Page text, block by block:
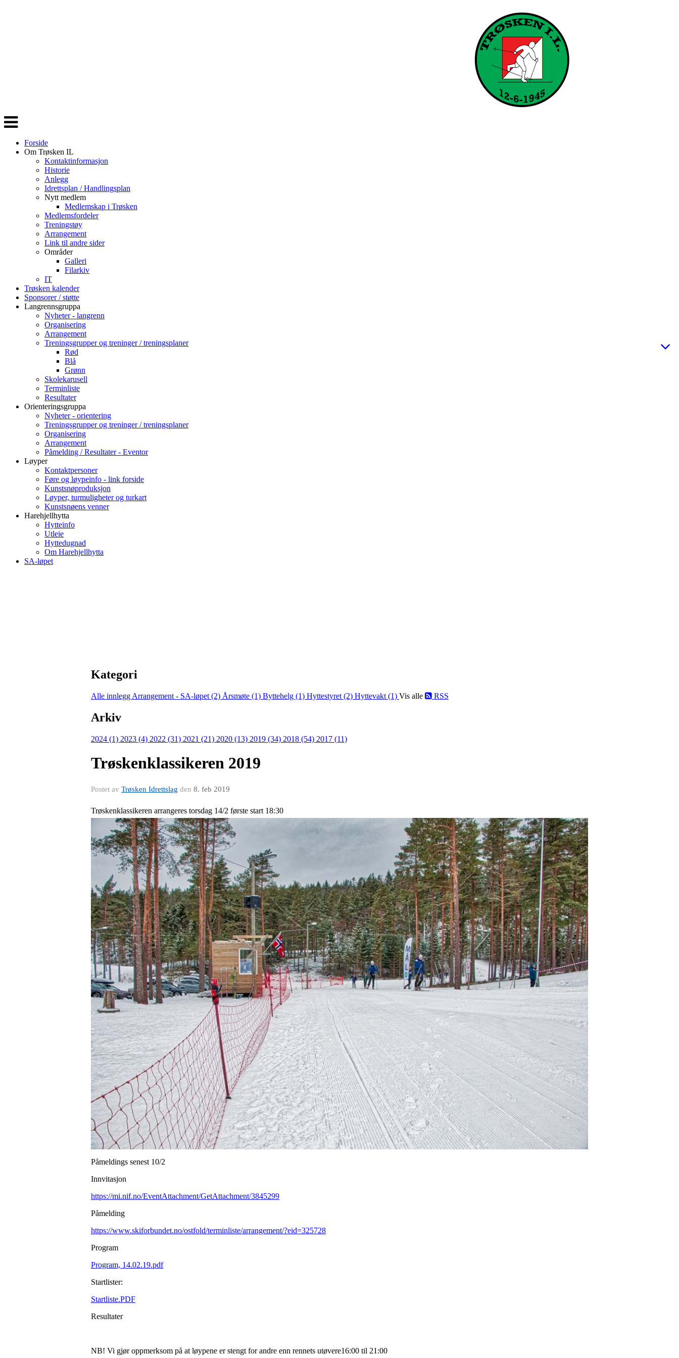
Veksle
navigasjon
Forside
Om Trøsken IL
Kontaktinformasjon
Historie
Anlegg
Idrettsplan / Handlingsplan
Nytt medlem
Medlemskap i Trøsken
Medlemsfordeler
Treningstøy
Arrangement
Link til andre sider
Områder
Galleri
Filarkiv
IT
Trøsken kalender
Sponsorer / støtte
Langrennsgruppa
Nyheter - langrenn
Organisering
Arrangement
Treningsgrupper og treninger / treningsplaner
Rød
Blå
Grønn
Skolekarusell
Terminliste
Resultater
Orienteringsgruppa
Nyheter - orientering
Treningsgrupper og treninger / treningsplaner
Organisering
Arrangement
Påmelding / Resultater - Eventor
Løyper
Kontaktpersoner
Føre og løypeinfo - link forside
Kunstsnøproduksjon
Løyper, turmuligheter og turkart
Kunstsnøens venner
Harehjellhytta
Hytteinfo
Utleie
Hyttedugnad
Om Harehjellhytta
SA-løpet
Kategori
Alle innlegg Arrangement - SA-løpet (2) Årsmøte (1) Byttehelg (1) Hyttestyret (2) Hyttevakt (1) Vis alle RSS
Arkiv
2024 (1) 2023 (4) 2022 (31) 2021 (21) 2020 (13) 2019 (34) 2018 (54) 2017 (11)
Trøskenklassikeren 2019
Postet av Trøsken Idrettslag den 8. feb 2019
Trøskenklassikeren arrangeres torsdag 14/2 første start 18:30
Påmeldings senest 10/2
Innvitasjon
https://mi.nif.no/EventAttachment/GetAttachment/3845299
Påmelding
https://www.skiforbundet.no/ostfold/terminliste/arrangement/?eid=325728
Program
Program, 14.02.19.pdf
Startlister:
Startliste.PDF
Resultater
NB! Vi gjør oppmerksom på at løypene er stengt for andre enn rennets utøvere16:00 til 21:00